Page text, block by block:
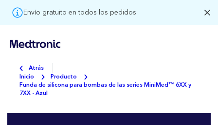
Envío gratuito en todos los pedidos
Atrás
Inicio
Producto
Funda de silicona para bombas de las series MiniMed™ 6XX y
7XX - Azul